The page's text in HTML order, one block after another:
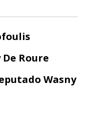
Roure
Wasny